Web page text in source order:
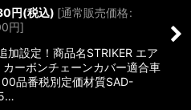
円(税込) [通常販売価格:
円]
加設定！商品名STRIKER エア
ーボンチェーンカバー適合車
品番税別定価材質SAD-